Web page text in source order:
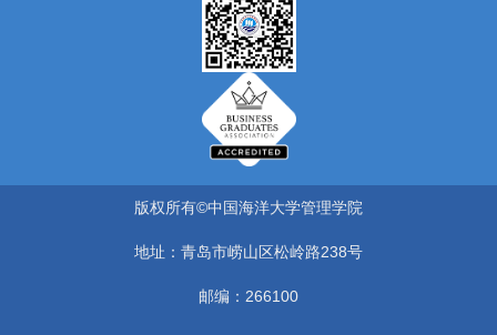
版权所有©中国海洋大学管理学院
地址：青岛市崂山区松岭路238号
邮编：266100